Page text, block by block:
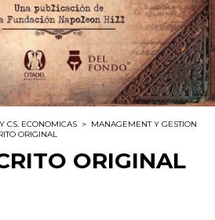
CS. ECONOMICAS > MANAGEMENT Y GESTION
ORIGINAL
ORIGINAL